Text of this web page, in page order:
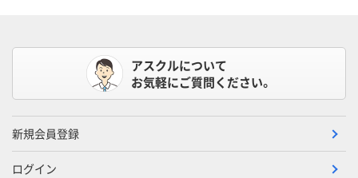
アスクルについて
お気軽にご質問ください。
新規会員登録
ログイン